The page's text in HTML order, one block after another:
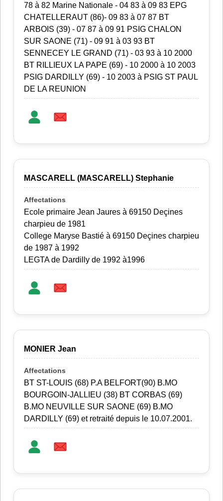
78 à 82 Marine Nationale - 04 83 à 09 83 EPG
CHATELLERAUT (86)- 09 83 à 07 87 BT
ARBOIS (39) - 07 87 à 09 91 PSIG CHALON
SUR SAONE (71) - 09 91 à 03 93 BT
SENNECEY LE GRAND (71) - 03 93 à 10 2000
BT RILLIEUX LA PAPE (69) - 10 2000 à 10 2003
PSIG DARDILLY (69) - 10 2003 à PSIG ST PAUL
DE LA REUNION
MASCARELL (MASCARELL) Stephanie
Ecole primaire Jean Jaures à 69150 Deçines
charpieu de 1981
College Maryse Bastié à 69150 Deçines charpieu
de 1987 à 1992
LEGTA de Dardilly de 1992 à1996
MONIER Jean
BT ST-LOUIS (68) P.A BELFORT(90) B.MO
BOURGOIN-JALLIEU (38) BT CORBAS (69)
B.MO NEUVILLE SUR SAONE (69) B.MO
DARDILLY (69) et retraité depuis le 10.07.2001.